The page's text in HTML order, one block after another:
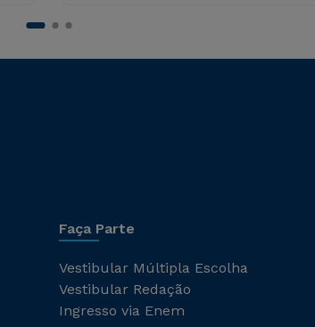
Faça Parte
Vestibular Múltipla Escolha
Vestibular Redação
Ingresso via Enem